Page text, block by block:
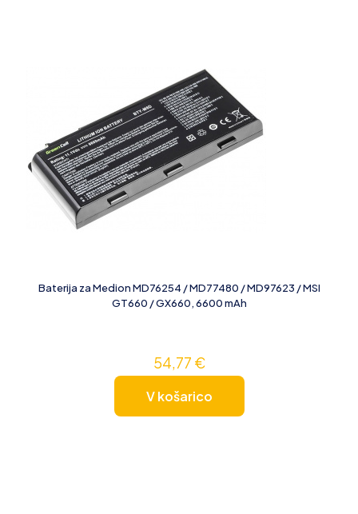
Baterija za Medion MD76254 / MD77480 / MD97623 / MSI
GT660 / GX660, 6600 mAh
54,77 €
V košarico